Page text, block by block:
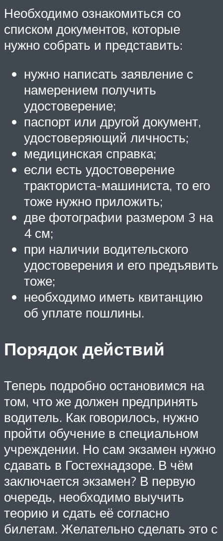
Необходимо ознакомиться со
списком документов, которые
нужно собрать и представить:
нужно написать заявление с
намерением получить
удостоверение;
паспорт или другой документ,
удостоверяющий личность;
медицинская справка;
если есть удостоверение
тракториста-машиниста, то его
тоже нужно приложить;
две фотографии размером 3 на
4 см;
при наличии водительского
удостоверения и его предъявить
тоже;
необходимо иметь квитанцию
об уплате пошлины.
Порядок действий
Теперь подробно остановимся на
том, что же должен предпринять
водитель. Как говорилось, нужно
пройти обучение в специальном
учреждении. Но сам экзамен нужно
сдавать в Гостехнадзоре. В чём
заключается экзамен? В первую
очередь, необходимо выучить
теорию и сдать её согласно
билетам. Желательно сделать это с